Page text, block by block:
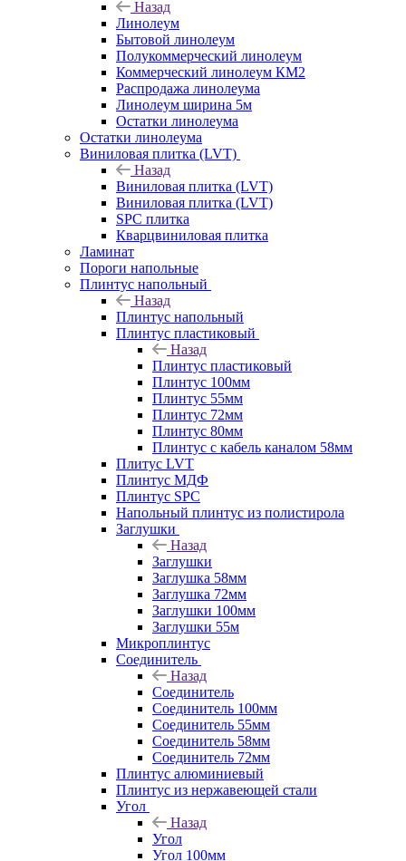
Назад
Линолеум
Бытовой линолеум
Полукоммерческий линолеум
Коммерческий линолеум КМ2
Распродажа линолеума
Линолеум ширина 5м
Остатки линолеума
Остатки линолеума
Виниловая плитка (LVT)
Назад
Виниловая плитка (LVT)
Виниловая плитка (LVT)
SPC плитка
Кварцвиниловая плитка
Ламинат
Пороги напольные
Плинтус напольный
Назад
Плинтус напольный
Плинтус пластиковый
Назад
Плинтус пластиковый
Плинтус 100мм
Плинтус 55мм
Плинтус 72мм
Плинтус 80мм
Плинтус с кабель каналом 58мм
Плитус LVT
Плинтус МДФ
Плинтус SPC
Напольный плинтус из полистирола
Заглушки
Назад
Заглушки
Заглушка 58мм
Заглушка 72мм
Заглушки 100мм
Заглушки 55м
Микроплинтус
Соединитель
Назад
Соединитель
Соединитель 100мм
Соединитель 55мм
Соединитель 58мм
Соединитель 72мм
Плинтус алюминиевый
Плинтус из нержавеющей стали
Угол
Назад
Угол
Угол 100мм